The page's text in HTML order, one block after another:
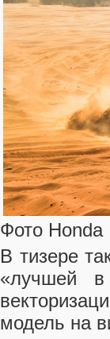
Фото Honda
В тизере
«лучшей
модель на